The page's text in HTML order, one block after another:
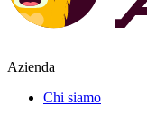
Azienda
Chi siamo